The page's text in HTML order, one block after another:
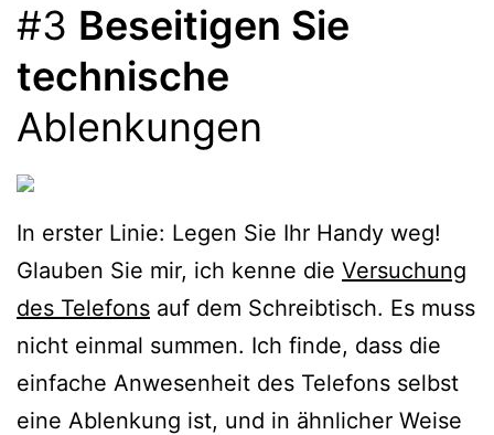
#3 Beseitigen Sie
technische
Ablenkungen
In erster Linie: Legen Sie Ihr Handy weg!
Glauben Sie mir, ich kenne die Versuchung
des Telefons auf dem Schreibtisch. Es muss
nicht einmal summen. Ich finde, dass die
einfache Anwesenheit des Telefons selbst
eine Ablenkung ist, und in ähnlicher Weise